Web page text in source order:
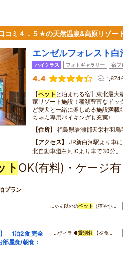
コミ４．５★の天然温泉&高原リゾー
エンゼルフォレスト白
ハイクラス フォトギャラリー 宿ブ
4.4 1,674
【ペット と泊まれる宿】東北最
家リゾート施設！種類豊富なドッ
ど愛犬と一緒に楽しめる施設満
ちゃん専用バイキングも充実♪
住所
福島県岩瀬郡天栄村羽鳥
アクセス
JR新白河駅より車
北自動車道白河ICより車で30分。
ト OK(有料)・ケージ
プラン
…ゃん以外のペット （猫や小…
】 1泊2食 完全
屋食/朝食：
…ヴィラ ●貸別荘 【夕食…